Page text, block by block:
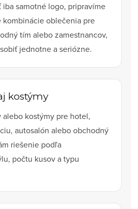
samotné logo, pripravíme
oblečenia pre
tím alebo zamestnancov,
jednotne a seriózne.
kostýmy
kostýmy pre hotel,
autosalón alebo obchodný
riešenie podľa
počtu kusov a typu